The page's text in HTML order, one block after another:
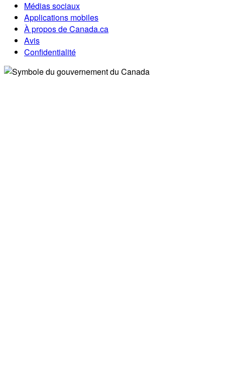
Médias sociaux
Applications mobiles
À propos de Canada.ca
Avis
Confidentialité